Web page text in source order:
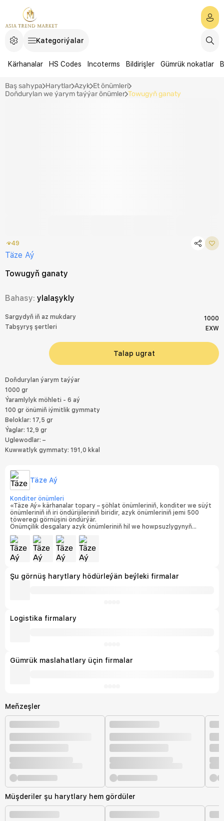
Kärhanalar HS Codes Incoterms Bildirişler Gümrük nokatlar
Kategoriýalar
Baş sahypa Harytlar Azyk Et önümleri
Doňdurylan we ýarym taýýar önümler Towugyň ganaty
Täze Aý
49
Towugyň ganaty
Bahasy: ylalaşykly
Sargydyň iň az mukdary
1000
Tabşyryş şertleri
EXW
Talap ugrat
Doňdurylan ýarym taýýar
1000 gr
Ýaramlylyk möhleti - 6 aý
100 gr önümiň iýmitlik gymmaty
Beloklar: 17,5 gr
Ýaglar: 12,9 gr
Uglewodlar: –
Kuwwatlyk gymmaty: 191,0 kkal
Meňzeşler
Müşderiler şu harytlary hem gördüler
Täze Aý
Konditer önümleri
«Täze Aý» kärhanalar topary – şöhlat önümleriniň, konditer we süýt
önümleriniň iň iri öndürijileriniň biridir, azyk önümleriniň jemi 500
töweregi görnüşini öndürýär.
Önümçilik desgalary azyk önümleriniň hil we howpsuzlygynyň
halkara standartlarynyň talaplaryna laýyklykda
sertifikatlaşdyrylandyr. Kärhanalarda ISO 9001:2015 talaplaryna
laýyk gelýän hil dolandyryş ulgamy hem-de ISO 22000:2018 azyk
önümleriniň howpsuzlygyny dolandyrmak ulgamy işläp gelýär, bu
bolsa her bir fabrigiň degişlilyk şahadatnamalarynyň bolmagy bilen
Şu görnüş harytlary hödürleýän beýleki firmalar
Logistika firmalary
Gümrük maslahatlary üçin firmalar